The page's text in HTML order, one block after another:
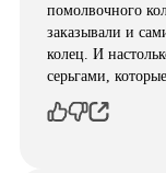
помолвочного
заказывали и
колец. И
серьгами,